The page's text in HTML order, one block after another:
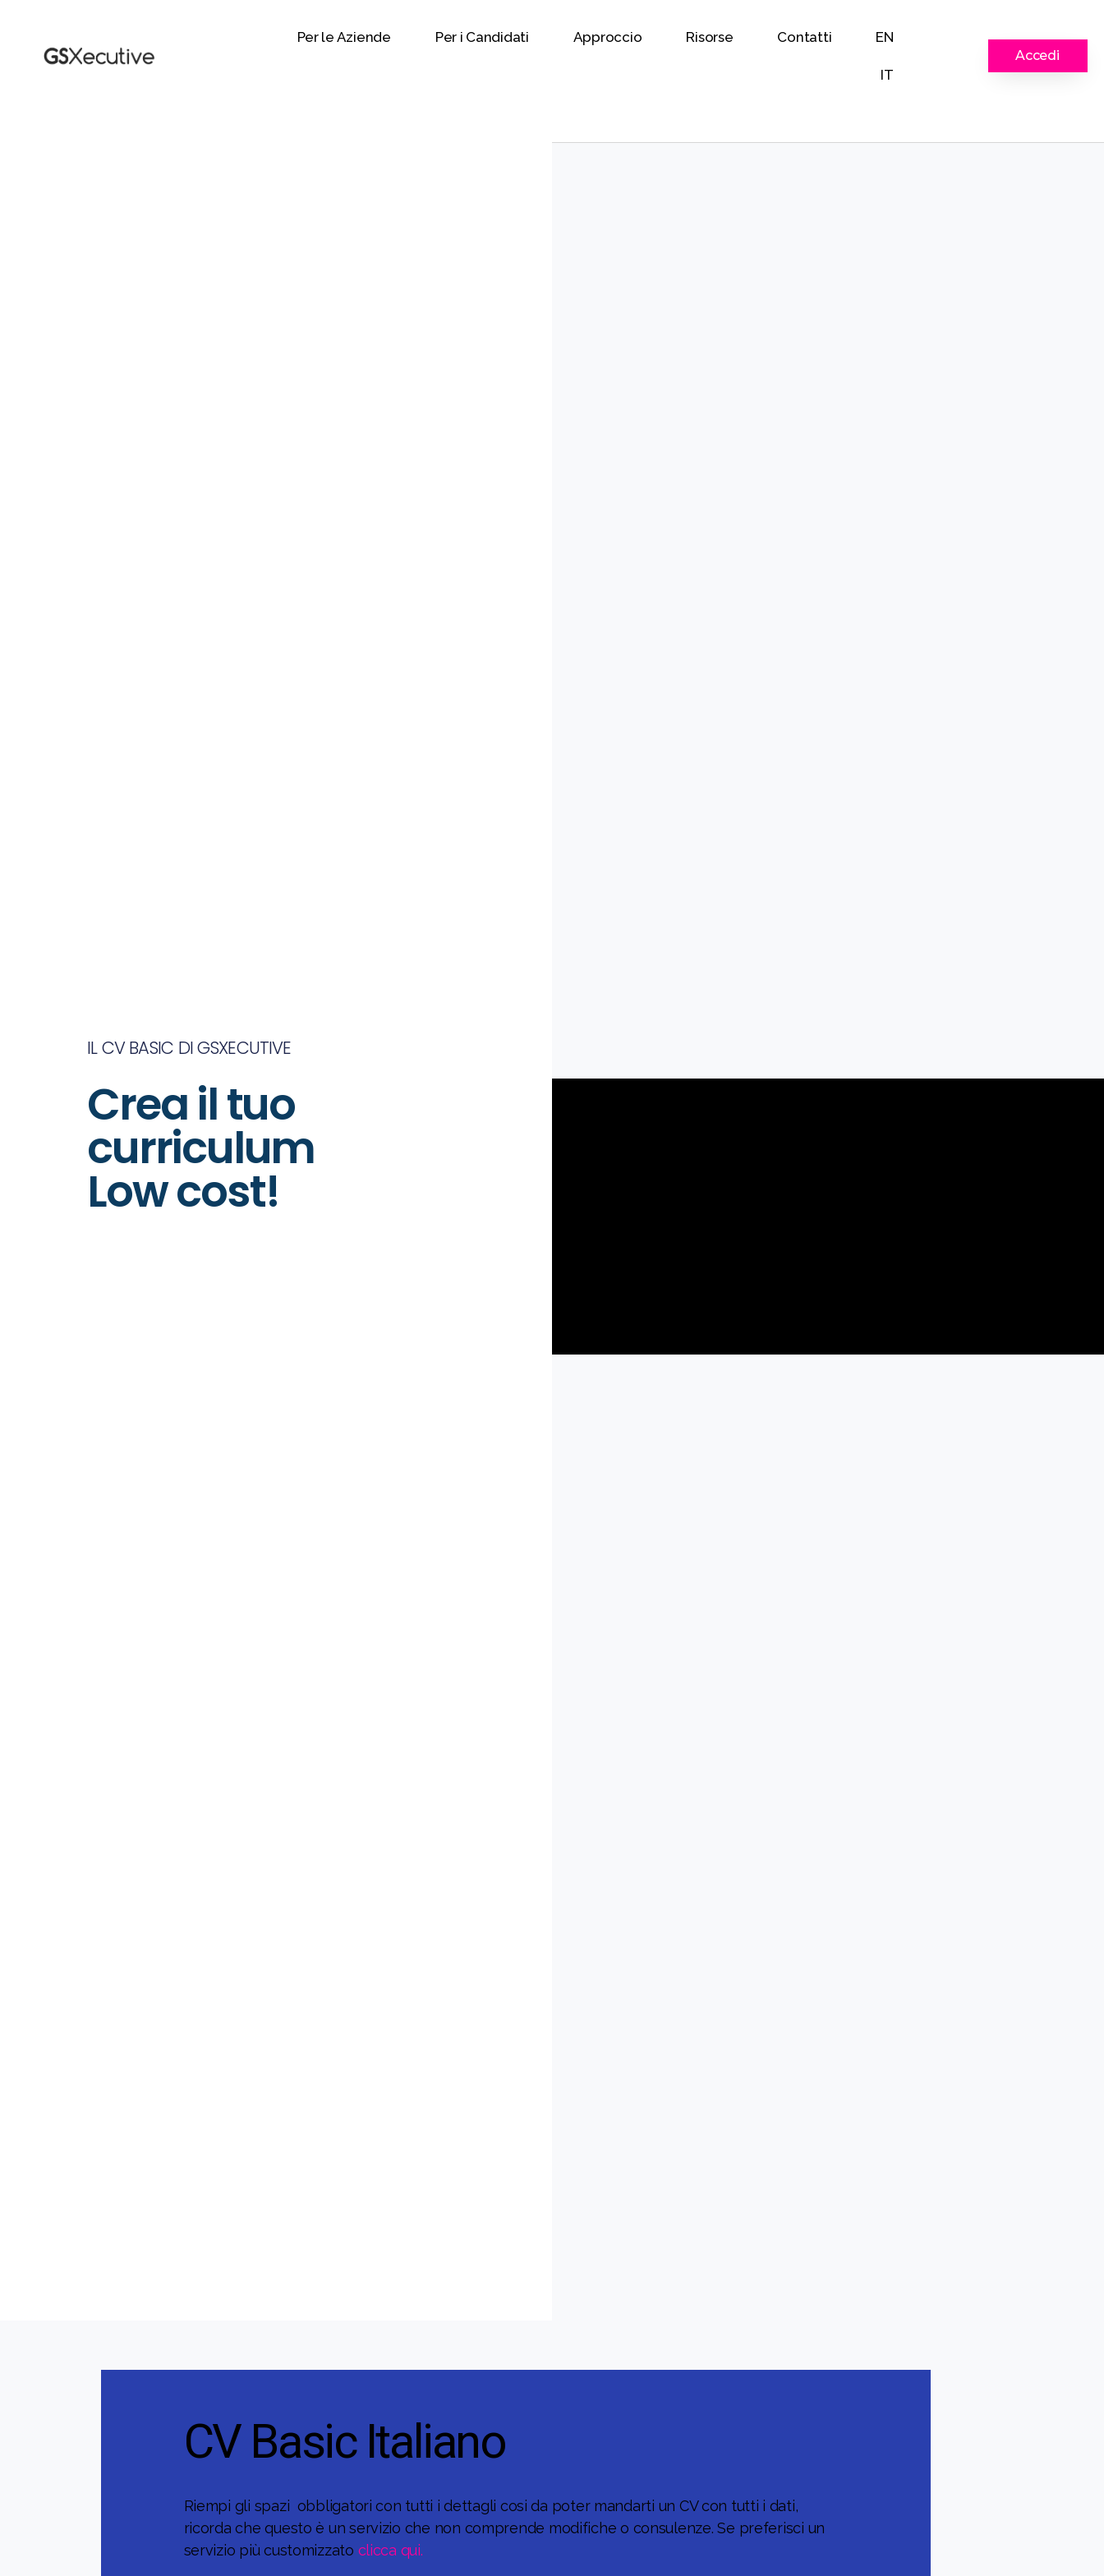
Per le Aziende Per i Candidati Approccio Risorse Contatti EN
IT
Accedi
IL CV BASIC DI GSXECUTIVE
Crea il tuo
curriculum
Low cost!
CV Basic Italiano
Riempi gli spazi obbligatori con tutti i dettagli cosi da poter mandarti un CV con tutti i dati,
ricorda che questo è un servizio che non comprende modifiche o consulenze. Se preferisci un
servizio più customizzato clicca qui.